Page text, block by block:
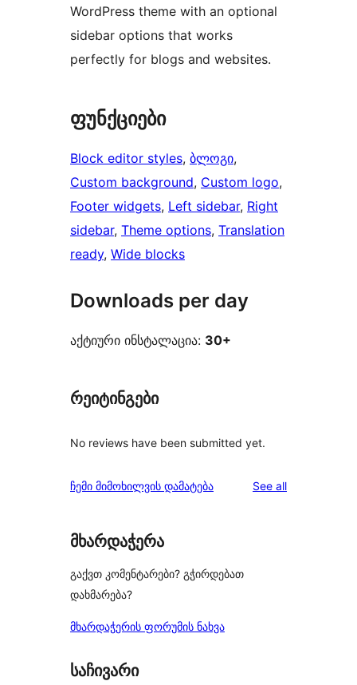
WordPress theme with an optional
sidebar options that works
perfectly for blogs and websites.
ფუნქციები
Block editor styles, ბლოგი
Custom background, Custom logo
Footer widgets, Left sidebar, Right
sidebar, Theme options, Translation
ready, Wide blocks
Downloads per day
აქტიური ინსტალაცია: 30+
რეიტინგები
No reviews have been submitted yet.
ჩემი მიმოხილვის დამატება See allreviews
მხარდაჭერა
გაქვთ კომენტარები? გჭირდებათ
დახმარება?
მხარდაჭერის ფორუმის ნახვა
საჩივარი